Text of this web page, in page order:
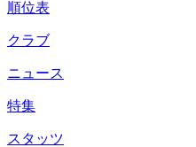
順位表
クラブ
ニュース
特集
スタッツ